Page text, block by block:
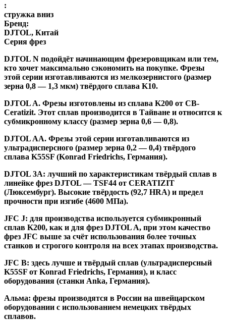
:
стружка вниз
Бренд:
DJTOL, Китай
Серия фрез
DJTOL N подойдёт начинающим фрезеровщикам или тем,
кто хочет максимально сэкономить на покупке. Фрезы
этой серии изготавливаются из мелкозернистого (размер
зерна 0,8 — 1,3 мкм) твёрдого сплава K10.
DJTOL A. Фрезы изготовлены из сплава K200 от CB-
Ceratizit. Этот сплав производится в Тайване и относится к
субмикронному классу (размер зерна 0,6 — 0,8).
DJTOL AA. Фрезы этой серии изготавливаются из
ультрадисперсного (размер зерна 0,2 — 0,4) твёрдого
сплава K55SF (Konrad Friedrichs, Германия).
DJTOL 3A: лучший по характеристикам твёрдый сплав в
линейке фрез DJTOL — TSF44 от CERATIZIT
(Люксембург). Высокие твёрдость (92,7 HRA) и предел
прочности при изгибе (4600 МПа).
JFC J: для производства используется субмикронный
сплав K200, как и для фрез DJTOL A, при этом качество
фрез JFC выше за счёт использования более точных
станков и строгого контроля на всех этапах производства.
JFC B: здесь лучше и твёрдый сплав (ультрадисперсный
K55SF от Konrad Friedrichs, Германия), и класс
оборудования (станки Anka, Германия).
Альма: фрезы производятся в России на швейцарском
оборудовании с использованием немецких твёрдых
сплавов.